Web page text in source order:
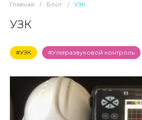
Главная / Блог / УЗК
УЗК
#УЗК #Ультразвуковой контроль